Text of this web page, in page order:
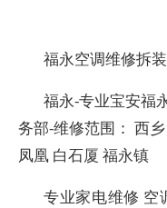
福永空调维修拆
福永-专业宝安福
务部-维修范围： 西
凤凰 白石厦 福永镇
专业家电维修 空